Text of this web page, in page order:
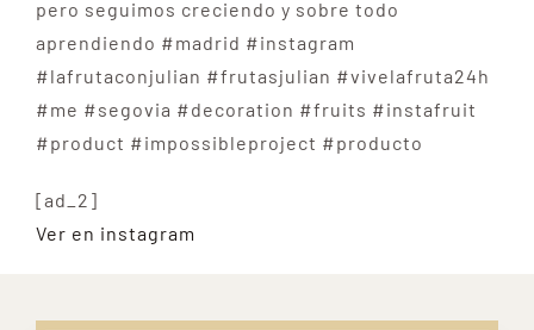
pero seguimos creciendo y sobre todo
aprendiendo #madrid #instagram
#lafrutaconjulian #frutasjulian #vivelafruta24h
#me #segovia #decoration #fruits #instafruit
#product #impossibleproject #producto
[ad_2]
Ver en instagram